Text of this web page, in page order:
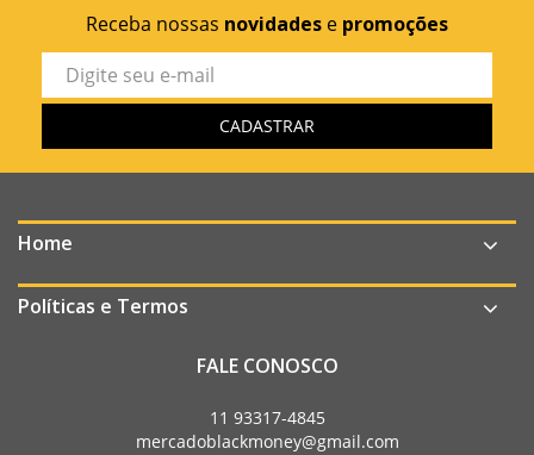
Receba nossas novidades e promoções
Home
Políticas e Termos
FALE CONOSCO
11 93317-4845
mercadoblackmoney@gmail.com